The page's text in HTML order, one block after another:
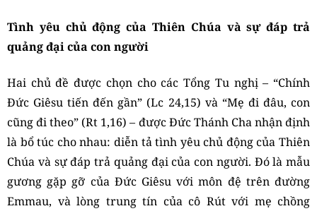
Tình yêu chủ động của Thiên Chúa và sự đáp trả
quảng đại của con người
Hai chủ đề được chọn cho các Tổng Tu nghị – “Chính
Đức Giêsu tiến đến gần” (Lc 24,15) và “Mẹ đi đâu, con
cũng đi theo” (Rt 1,16) – được Đức Thánh Cha nhận định
là bổ túc cho nhau: diễn tả tình yêu chủ động của Thiên
Chúa và sự đáp trả quảng đại của con người. Đó là mẫu
gương gặp gỡ của Đức Giêsu với môn đệ trên đường
Emmau, và lòng trung tín của cô Rút với mẹ chồng